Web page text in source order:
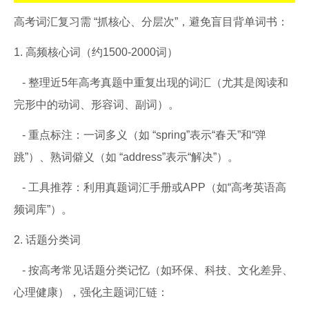
高考词汇复习需 “抓核心、分层次”，避免盲目背单词书：
1. 高频核心词（约1500-2000词）
- 整理近5年高考真题中重复出现的词汇（尤其是阅读和
完形中的动词、形容词、副词）。
- 重点标注：一词多义（如 “spring”表示“春天”和“弹
跳”）、熟词僻义（如 “address”表示“解决”）。
- 工具推荐：利用真题词汇手册或APP（如“高考英语高
频词库”）。
2. 话题分类词
- 按高考常见话题分类记忆（如环保、科技、文化差异、
心理健康），强化主题词汇链：